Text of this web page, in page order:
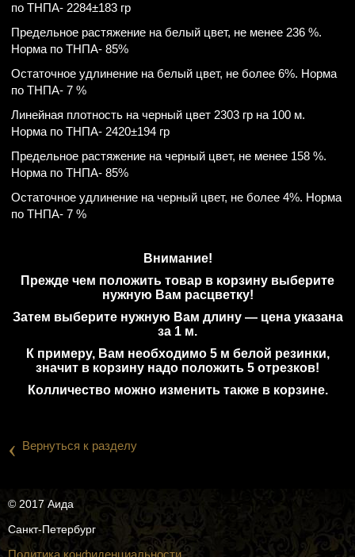
по ТНПА- 2284±183 гр
Предельное растяжение на белый цвет, не менее 236 %.
Норма по ТНПА- 85%
Остаточное удлинение на белый цвет, не более 6%. Норма
по ТНПА- 7 %
Линейная плотность на черный цвет 2303 гр на 100 м.
Норма по ТНПА- 2420±194 гр
Предельное растяжение на черный цвет, не менее 158 %.
Норма по ТНПА- 85%
Остаточное удлинение на черный цвет, не более 4%. Норма
по ТНПА- 7 %
Внимание!
Прежде чем положить товар в корзину выберите
нужную Вам расцветку!
Затем выберите нужную Вам длину — цена указана
за 1 м.
К примеру, Вам необходимо 5 м белой резинки,
значит в корзину надо положить 5 отрезков!
Колличество можно изменить также в корзине.
‹ Вернуться к разделу
© 2017 Аида
Санкт-Петербург
Политика конфиденциальности